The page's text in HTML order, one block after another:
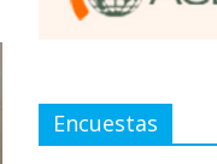
Encuestas